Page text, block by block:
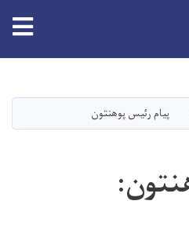
main
content
پیام رئیس پوهنتون